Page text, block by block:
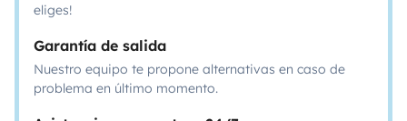
eliges!
Garantía de salida
Nuestro equipo te propone alternativas en caso de
problema en último momento.